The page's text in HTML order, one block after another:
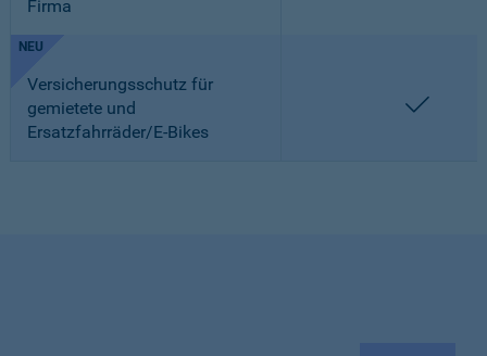
Firma
NEU
Versicherungsschutz für
gemietete und
Ersatzfahrräder/E-Bikes